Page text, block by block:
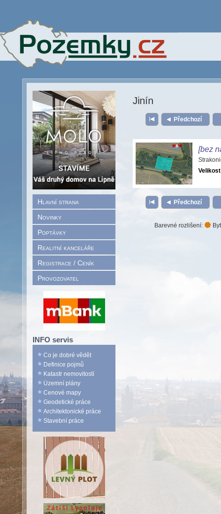
Hlavní strana
Novinky
Poptávky
Realitní kanceláře
Registrace / Ceník
Provozovatel
INFO servis
Co je dobré vědět
Definice pojmů
Katastr nemovitostí
Územní plány
Cenové mapy
Geodetické práce
Architektonické práce
Stavební práce
Jinín
Předchozí
[bez
Předchozí
Barevné rozlišení: